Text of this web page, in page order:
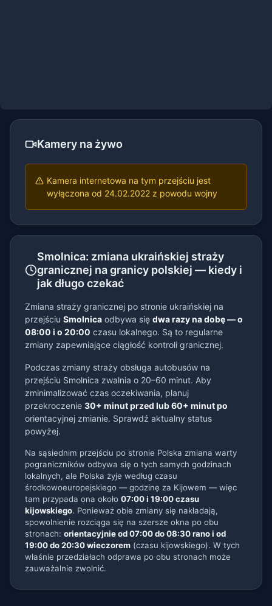
Kamery na żywo
Kamera internetowa na tym przejściu jest
wyłączona od 24.02.2022 z powodu wojny
Smolnica: zmiana ukraińskiej straży
granicznej na granicy polskiej — kiedy i
jak długo czekać
Zmiana straży granicznej po stronie ukraińskiej na
przejściu Smolnica odbywa się dwa razy na dobę — o
08:00 i o 20:00 czasu lokalnego. Są to regularne
zmiany zapewniające ciągłość kontroli granicznej.
Podczas zmiany straży obsługa autobusów na
przejściu Smolnica zwalnia o 20–60 minut. Aby
zminimalizować czas oczekiwania, planuj
przekroczenie 30+ minut przed lub 60+ minut po
orientacyjnej zmianie. Sprawdź aktualny status
powyżej.
Na sąsiednim przejściu po stronie Polska zmiana warty
pograniczników odbywa się o tych samych godzinach
lokalnych, ale Polska żyje według czasu
środkowoeuropejskiego — godzinę za Kijowem — więc
tam przypada ona około 07:00 i 19:00 czasu
kijowskiego. Ponieważ obie zmiany się nakładają,
spowolnienie rozciąga się na szersze okna po obu
stronach: orientacyjnie od 07:00 do 08:30 rano i od
19:00 do 20:30 wieczorem (czasu kijowskiego). W tych
właśnie przedziałach odprawa po obu stronach może
zauważalnie zwolnić.